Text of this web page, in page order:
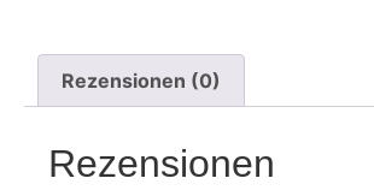
Rezensionen (0)
Rezensionen